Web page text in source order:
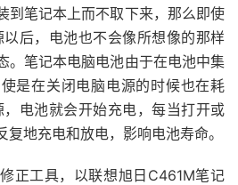
到笔记本上而不取下来，那么即使
后，电池也不会像所想像的那样
。笔记本电脑电池由于在电池中集
是在关闭电脑电源的时候也在耗
电池就会开始充电，每当打开或
地充电和放电，影响电池寿命。
正工具，以联想旭日C461M笔记